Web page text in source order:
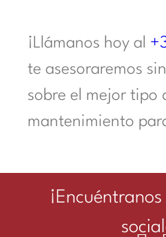
¡Llámanos hoy al
te asesoraremos
sobre el mejor tipo
mantenimiento